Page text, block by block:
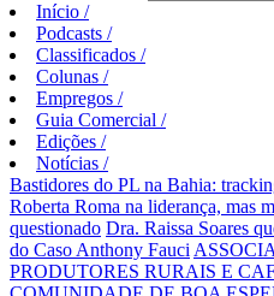
Início /
Podcasts /
Classificados /
Colunas /
Empregos /
Guia Comercial /
Edições /
Notícias /
Bastidores do PL na Bahia:
Roberta Roma na liderança, mas
questionado Dra. Raissa Soares
do Caso Anthony Fauci
PRODUTORES RURAIS E